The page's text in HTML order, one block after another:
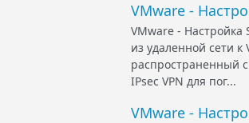
VMware -
VMware - Настройка
из удаленной сети
распространенный
IPsec VPN для пог...
VMware -